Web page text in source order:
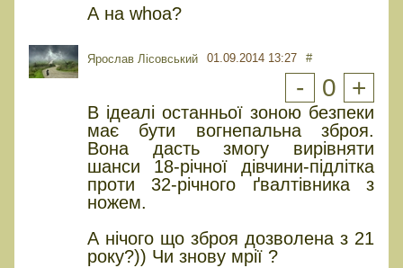
А на whoa?
Ярослав Лісовський 01.09.2014 13:27 #
- 0 +
В ідеалі останньої зоною безпеки
має бути вогнепальна зброя.
Вона дасть змогу вирівняти
шанси 18-річної дівчини-підлітка
проти 32-річного ґвалтівника з
ножем.
А нічого що зброя дозволена з 21
року?)) Чи знову мрії ?